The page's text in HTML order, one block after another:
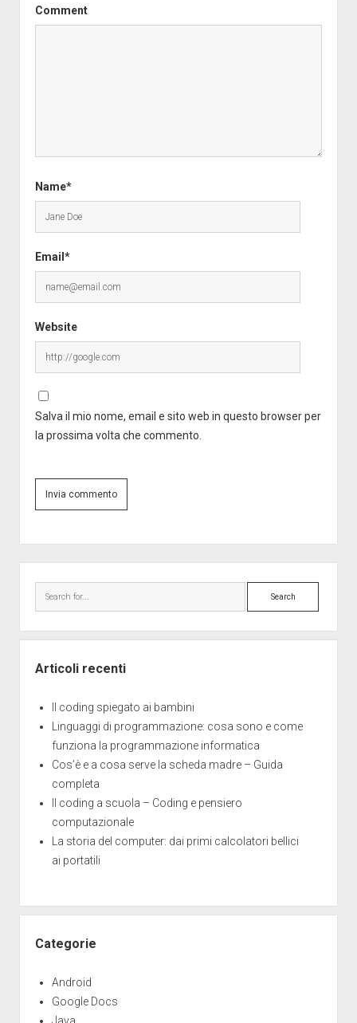
Comment
Name*
Email*
Website
Salva il mio nome, email e sito web in questo browser per
la prossima volta che commento.
Search
Articoli recenti
Il coding spiegato ai bambini
Linguaggi di programmazione: cosa sono e come
funziona la programmazione informatica
Cos’è e a cosa serve la scheda madre – Guida
completa
Il coding a scuola – Coding e pensiero
computazionale
La storia del computer: dai primi calcolatori bellici
ai portatili
Categorie
Android
Google Docs
Java